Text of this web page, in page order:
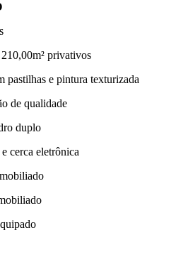
privativos
pastilhas e pintura texturizada
de qualidade
duplo
cerca eletrônica